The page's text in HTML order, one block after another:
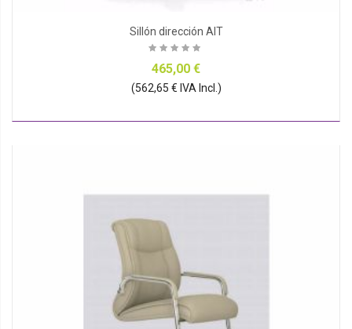
Sillón dirección AIT
465,00 €
(562,65 € IVA Incl.)